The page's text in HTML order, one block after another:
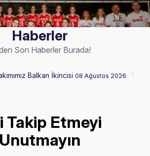
Haberler
Son Haberler Burada!
Balkan İkincisi 08 Ağustos 2026 U17
Takip Etmeyi
Unutmayın